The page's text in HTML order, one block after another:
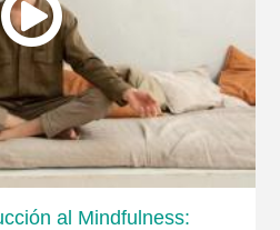
al Mindfulness: